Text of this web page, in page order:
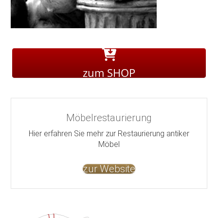
zum SHOP
Möbelrestaurierung
Hier erfahren Sie mehr zur Restaurierung antiker
Möbel
zur Website